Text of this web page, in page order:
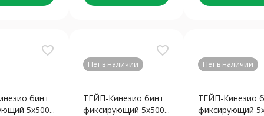
favorite_border
бинт
5х500...
favorite_border
Нет в наличии
ТЕЙП-Кинезио бинт
фиксирующий 5х500...
Нет в наличии
ТЕЙП-Кинезио
фиксирующий